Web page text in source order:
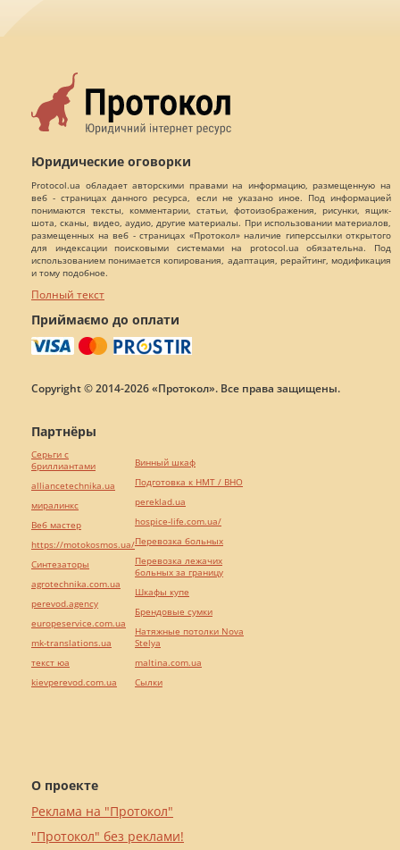
Юридические оговорки
Protocol.ua обладает авторскими правами на информацию, размещенную на
веб - страницах данного ресурса, если не указано иное. Под информацией
понимаются тексты, комментарии, статьи, фотоизображения, рисунки, ящик-
шота, сканы, видео, аудио, другие материалы. При использовании материалов,
размещенных на веб - страницах «Протокол» наличие гиперссылки открытого
для индексации поисковыми системами на protocol.ua обязательна. Под
использованием понимается копирования, адаптация, рерайтинг, модификация
и тому подобное.
Полный текст
Приймаємо до оплати
Copyright © 2014-2026 «Протокол». Все права защищены.
О проекте
Реклама на "Протокол"
"Протокол" без реклами!
Партнёры
Серьги с
бриллиантами
alliancetechnika.ua
миралинкс
Веб мастер
https://motokosmos.ua/
Синтезаторы
agrotechnika.com.ua
perevod.agency
europeservice.com.ua
mk-translations.ua
текст юа
kievperevod.com.ua
Винный шкаф
Подготовка к НМТ / ВНО
pereklad.ua
hospice-life.com.ua/
Перевозка больных
Перевозка лежачих
больных за границу
Шкафы купе
Брендовые сумки
Натяжные потолки Nova
Stelya
maltina.com.ua
Cылки